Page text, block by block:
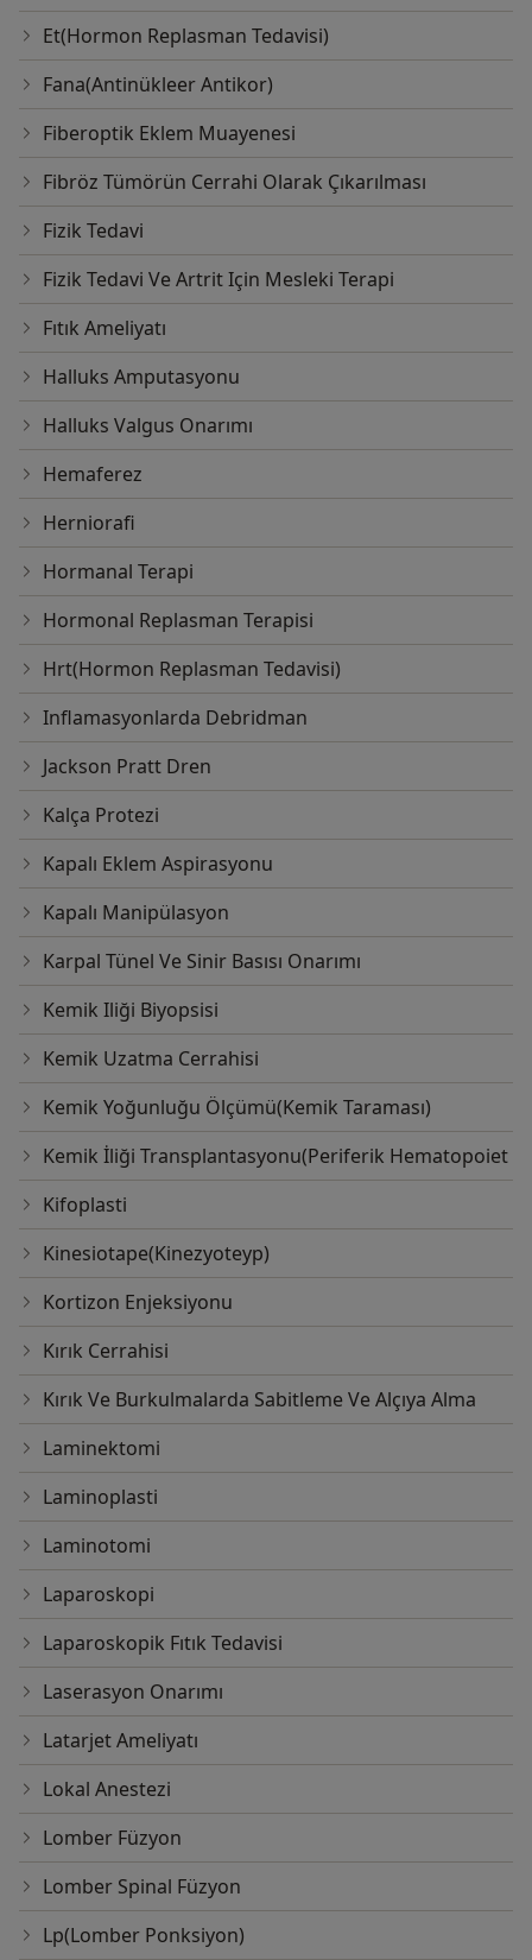
Et(Hormon Replasman Tedavisi)
Fana(Antinükleer Antikor)
Fiberoptik Eklem Muayenesi
Fibröz Tümörün Cerrahi Olarak Çıkarılması
Fizik Tedavi
Fizik Tedavi Ve Artrit Için Mesleki Terapi
Fıtık Ameliyatı
Halluks Amputasyonu
Halluks Valgus Onarımı
Hemaferez
Herniorafi
Hormanal Terapi
Hormonal Replasman Terapisi
Hrt(Hormon Replasman Tedavisi)
Inflamasyonlarda Debridman
Jackson Pratt Dren
Kalça Protezi
Kapalı Eklem Aspirasyonu
Kapalı Manipülasyon
Karpal Tünel Ve Sinir Basısı Onarımı
Kemik Iliği Biyopsisi
Kemik Uzatma Cerrahisi
Kemik Yoğunluğu Ölçümü(Kemik Taraması)
Kemik İliği Transplantasyonu(Periferik Hematopoiet
Kifoplasti
Kinesiotape(Kinezyoteyp)
Kortizon Enjeksiyonu
Kırık Cerrahisi
Kırık Ve Burkulmalarda Sabitleme Ve Alçıya Alma
Laminektomi
Laminoplasti
Laminotomi
Laparoskopi
Laparoskopik Fıtık Tedavisi
Laserasyon Onarımı
Latarjet Ameliyatı
Lokal Anestezi
Lomber Füzyon
Lomber Spinal Füzyon
Lp(Lomber Ponksiyon)